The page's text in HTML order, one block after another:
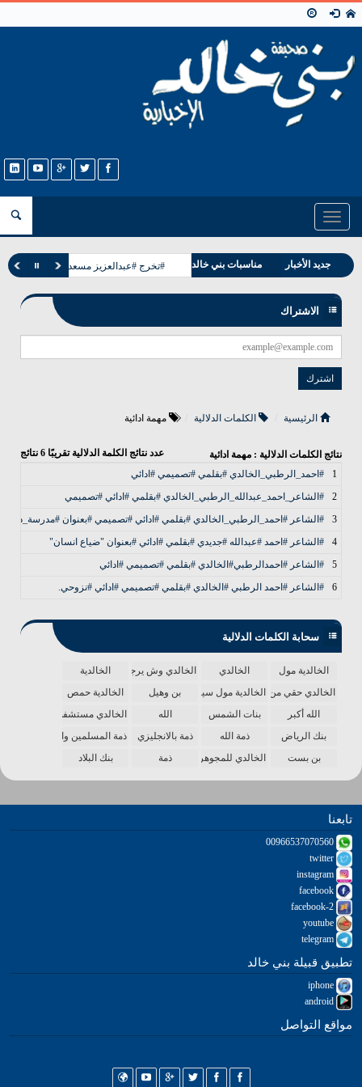
Toggle
navigation
جديد الأخبار
وفيات بني خالد
مناسبات بني خالد #تخرج #عبدالعزيز مسعد البشيت
الاشتراك
الرئيسية الكلمات الدلالية مهمة ادائية
نتائج الكلمات الدلالية : مهمة ادائية عدد نتائج الكلمة الدلالية تقريبًا 6 نتائج
1
#احمد_الرطبي_الخالدي #بقلمي #تصميمي #ادائي
2
#الشاعر_احمد_عبدالله_الرطبي_الخالدي #بقلمي #ادائي #تصميمي
3
#الشاعر #احمد_الرطبي_الخالدي #بقلمي #ادائي #تصميمي #بعنوان #مدرسة_دنياي
4
#الشاعر #احمد #عبدالله #جديدي #بقلمي #ادائي #بعنوان "ضياع انسان"
5
#الشاعر #احمدالرطبي#الخالدي #بقلمي #تصميمي #ادائي
6
#الشاعر #احمد الرطبي #الخالدي #بقلمي #تصميمي #ادائي #نزوحي.
سحابة الكلمات الدلالية
الخالدية مول الخالدي الخالدي وش يرجع
الخالدية
الخالدي حقي من الدنياالخالدية مول سينما بن وهيل
الخالدية حمص
الله أكبر
بنات الشمس الله
الخالدي مستشفى
بنك الرياض
ذمة الله ذمة بالانجليزي
ذمة المسلمين واحدة
بن بست
الخالدي للمجوهرات ذمة بنك البلاد
تابعنا
تطبيق قبيلة بني خالد
مواقع التواصل